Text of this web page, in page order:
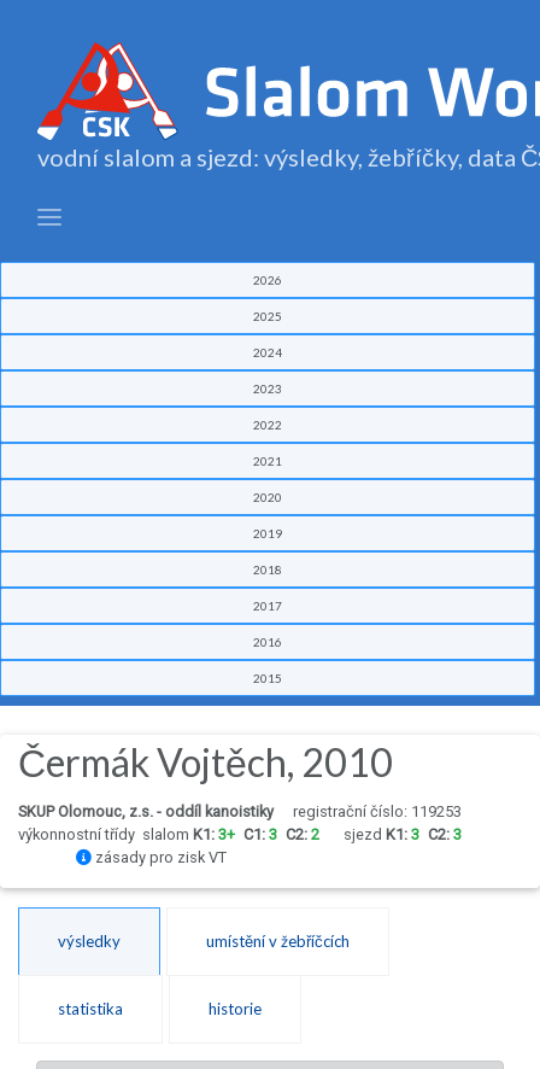
vodní slalom a sjezd: výsledky, žebříčky, data
2026
2025
2024
2023
2022
2021
2020
2019
2018
2017
2016
2015
Čermák Vojtěch, 2010
SKUP Olomouc, z.s. - oddíl kanoistiky
registrační číslo: 119253
výkonnostní třídy slalom K1: 3+ C1: 3 C2: 2 sjezd K1: 3 C2: 3
zásady pro zisk VT
výsledky umístění v žebříčcích
statistika historie